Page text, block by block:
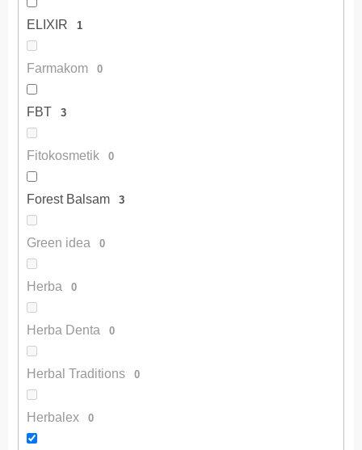
ELIXIR 1
Farmakom 0
FBT 3
Fitokosmetik 0
Forest Balsam 3
Green idea 0
Herba 0
Herba Denta 0
Herbal Traditions 0
Herbalex 0